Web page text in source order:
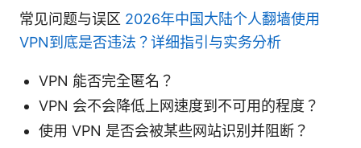
常见问题与误区 2026年中国大陆个人翻墙使用
VPN到底是否违法？详细指引与实务分析
VPN 能否完全匿名？
VPN 会不会降低上网速度到不可用的程度？
使用 VPN 是否会被某些网站识别并阻断？